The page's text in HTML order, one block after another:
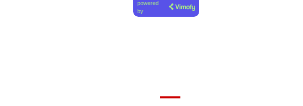
powered
by